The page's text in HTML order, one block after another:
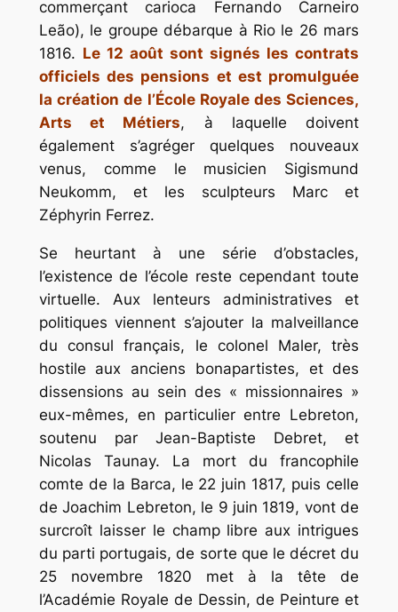
commerçant carioca Fernando Carneiro
Leão), le groupe débarque à Rio le 26 mars
1816. Le 12 août sont signés les contrats
officiels des pensions et est promulguée
la création de l’École Royale des Sciences,
Arts et Métiers, à laquelle doivent
également s’agréger quelques nouveaux
venus, comme le musicien Sigismund
Neukomm, et les sculpteurs Marc et
Zéphyrin Ferrez.
Se heurtant à une série d’obstacles,
l’existence de l’école reste cependant toute
virtuelle. Aux lenteurs administratives et
politiques viennent s’ajouter la malveillance
du consul français, le colonel Maler, très
hostile aux anciens bonapartistes, et des
dissensions au sein des « missionnaires »
eux-mêmes, en particulier entre Lebreton,
soutenu par Jean-Baptiste Debret, et
Nicolas Taunay. La mort du francophile
comte de la Barca, le 22 juin 1817, puis celle
de Joachim Lebreton, le 9 juin 1819, vont de
surcroît laisser le champ libre aux intrigues
du parti portugais, de sorte que le décret du
25 novembre 1820 met à la tête de
l’Académie Royale de Dessin, de Peinture et